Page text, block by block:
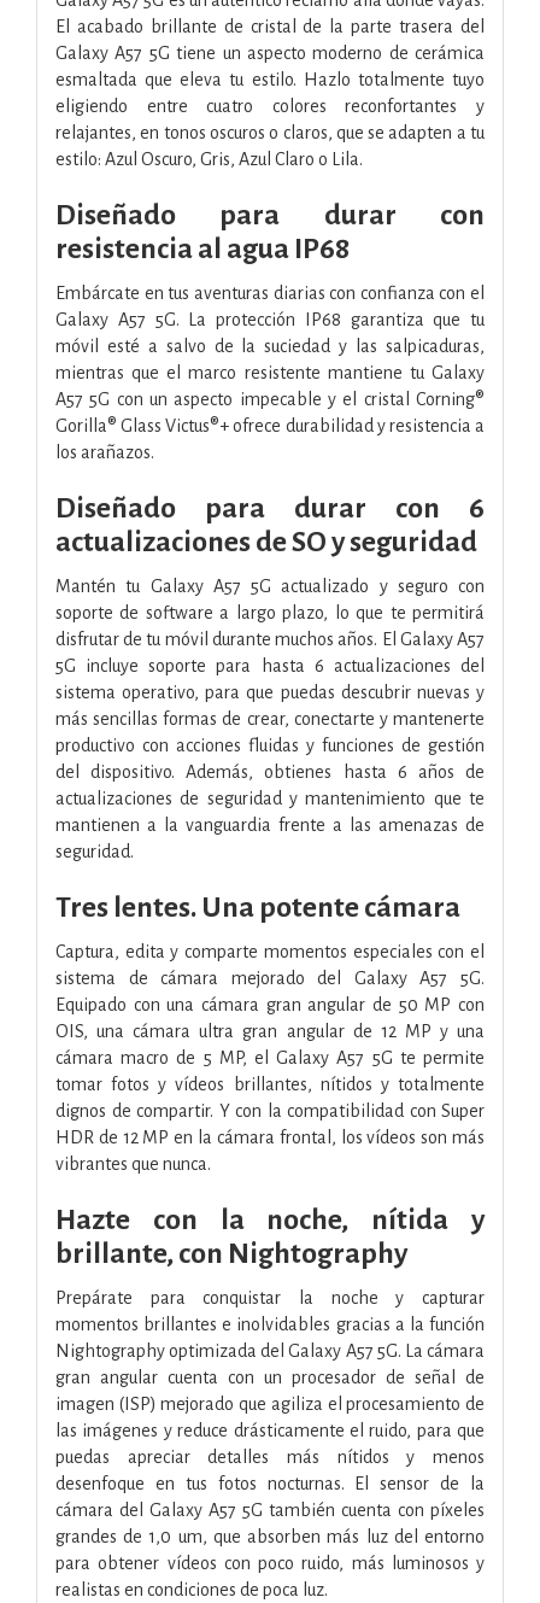
El acabado brillante de cristal de la parte trasera del
Galaxy A57 5G tiene un aspecto moderno de cerámica
esmaltada que eleva tu estilo. Hazlo totalmente tuyo
eligiendo entre cuatro colores reconfortantes y
relajantes, en tonos oscuros o claros, que se adapten a tu
estilo: Azul Oscuro, Gris, Azul Claro o Lila.
Diseñado para durar con
resistencia al agua IP68
Embárcate en tus aventuras diarias con confianza con el
Galaxy A57 5G. La protección IP68 garantiza que tu
móvil esté a salvo de la suciedad y las salpicaduras,
mientras que el marco resistente mantiene tu Galaxy
A57 5G con un aspecto impecable y el cristal Corning®
Gorilla® Glass Victus®+ ofrece durabilidad y resistencia a
los arañazos.
Diseñado para durar con 6
actualizaciones de SO y seguridad
Mantén tu Galaxy A57 5G actualizado y seguro con
soporte de software a largo plazo, lo que te permitirá
disfrutar de tu móvil durante muchos años. El Galaxy A57
5G incluye soporte para hasta 6 actualizaciones del
sistema operativo, para que puedas descubrir nuevas y
más sencillas formas de crear, conectarte y mantenerte
productivo con acciones fluidas y funciones de gestión
del dispositivo. Además, obtienes hasta 6 años de
actualizaciones de seguridad y mantenimiento que te
mantienen a la vanguardia frente a las amenazas de
seguridad.
Tres lentes. Una potente cámara
Captura, edita y comparte momentos especiales con el
sistema de cámara mejorado del Galaxy A57 5G.
Equipado con una cámara gran angular de 50 MP con
OIS, una cámara ultra gran angular de 12 MP y una
cámara macro de 5 MP, el Galaxy A57 5G te permite
tomar fotos y vídeos brillantes, nítidos y totalmente
dignos de compartir. Y con la compatibilidad con Super
HDR de 12 MP en la cámara frontal, los vídeos son más
vibrantes que nunca.
Hazte con la noche, nítida y
brillante, con Nightography
Prepárate para conquistar la noche y capturar
momentos brillantes e inolvidables gracias a la función
Nightography optimizada del Galaxy A57 5G. La cámara
gran angular cuenta con un procesador de señal de
imagen (ISP) mejorado que agiliza el procesamiento de
las imágenes y reduce drásticamente el ruido, para que
puedas apreciar detalles más nítidos y menos
desenfoque en tus fotos nocturnas. El sensor de la
cámara del Galaxy A57 5G también cuenta con píxeles
grandes de 1,0 um, que absorben más luz del entorno
para obtener vídeos con poco ruido, más luminosos y
realistas en condiciones de poca luz.